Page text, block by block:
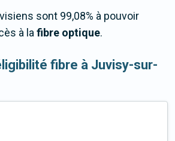
sont 99,08% à pouvoir
à lafibre optique.
fibre à Juvisy-sur-